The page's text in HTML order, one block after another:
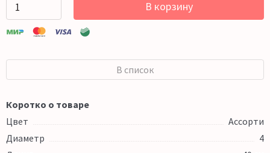
В корзину
В список
Коротко о товаре
Цвет
Ассорти
Диаметр
4